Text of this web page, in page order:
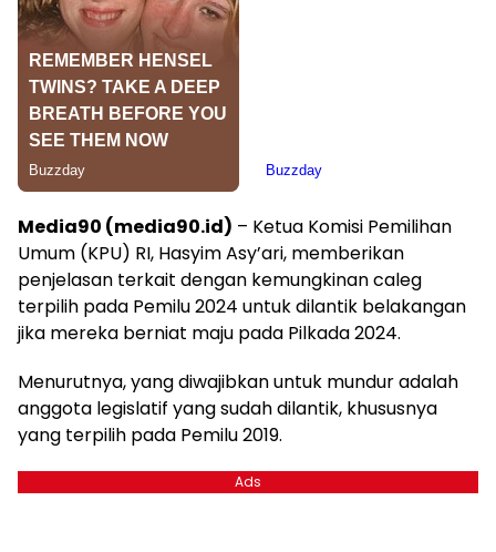
Media90 (media90.id) – Ketua Komisi Pemilihan
Umum (KPU) RI, Hasyim Asy’ari, memberikan
penjelasan terkait dengan kemungkinan caleg
terpilih pada Pemilu 2024 untuk dilantik belakangan
jika mereka berniat maju pada Pilkada 2024.
Menurutnya, yang diwajibkan untuk mundur adalah
anggota legislatif yang sudah dilantik, khususnya
yang terpilih pada Pemilu 2019.
Ads